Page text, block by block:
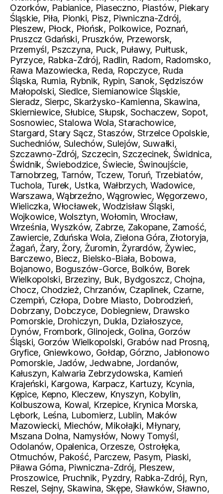
Ozorków, Pabianice, Piaseczno, Piastów, Piekary
Śląskie, Piła, Pionki, Pisz, Piwniczna-Zdrój,
Pleszew, Płock, Płońsk, Polkowice, Poznań,
Pruszcz Gdański, Pruszków, Przeworsk,
Przemyśl, Pszczyna, Puck, Puławy, Pułtusk,
Pyrzyce, Rabka-Zdrój, Radlin, Radom, Radomsko,
Rawa Mazowiecka, Reda, Ropczyce, Ruda
Śląska, Rumia, Rybnik, Rypin, Sanok, Sędziszów
Małopolski, Siedlce, Siemianowice Śląskie,
Sieradz, Sierpc, Skarżysko-Kamienna, Skawina,
Skierniewice, Słubice, Słupsk, Sochaczew, Sopot,
Sosnowiec, Stalowa Wola, Starachowice,
Stargard, Stary Sącz, Staszów, Strzelce Opolskie,
Suchedniów, Sulechów, Sulejów, Suwałki,
Szczawno-Zdrój, Szczecin, Szczecinek, Świdnica,
Świdnik, Świebodzice, Świecie, Świnoujście,
Tarnobrzeg, Tarnów, Tczew, Toruń, Trzebiatów,
Tuchola, Turek, Ustka, Wałbrzych, Wadowice,
Warszawa, Wąbrzeźno, Wągrowiec, Węgorzewo,
Wieliczka, Włocławek, Wodzisław Śląski,
Wojkowice, Wolsztyn, Wołomin, Wrocław,
Września, Wyszków, Zabrze, Zakopane, Zamość,
Zawiercie, Zduńska Wola, Zielona Góra, Złotoryja,
Żagań, Żary, Żory, Żuromin, Żyrardów, Żywiec,
Barczewo, Biecz, Bielsko-Biała, Bobowa,
Bojanowo, Boguszów-Gorce, Bolków, Borek
Wielkopolski, Brzeziny, Buk, Bydgoszcz, Chojna,
Chocz, Chodzież, Chrzanów, Czaplinek, Czarne,
Czempiń, Człopa, Dobre Miasto, Dobrodzień,
Dobrzany, Dobczyce, Dobiegniew, Drawsko
Pomorskie, Drohiczyn, Dukla, Działoszyce,
Dynów, Frombork, Glinojeck, Golina, Gorzów
Śląski, Gorzów Wielkopolski, Grabów nad Prosną,
Gryfice, Gniewkowo, Gołdap, Górzno, Jabłonowo
Pomorskie, Jadów, Jedwabne, Jordanów,
Kałuszyn, Kalwaria Zebrzydowska, Kamień
Krajeński, Kargowa, Karpacz, Kartuzy, Kcynia,
Kępice, Kepno, Kleczew, Knyszyn, Kobylin,
Kolbuszowa, Kowal, Krzepice, Krynica Morska,
Lębork, Leśna, Lubomierz, Lublin, Maków
Mazowiecki, Miechów, Mikołajki, Młynary,
Mszana Dolna, Namysłów, Nowy Tomyśl,
Odolanów, Opalenica, Orzesze, Ostrołęka,
Otmuchów, Pakość, Parczew, Pasym, Piaski,
Piława Górna, Piwniczna-Zdrój, Pleszew,
Proszowice, Pruchnik, Pyzdry, Rabka-Zdrój, Ryn,
Reszel, Sejny, Skawina, Skępe, Sławków, Sławno,